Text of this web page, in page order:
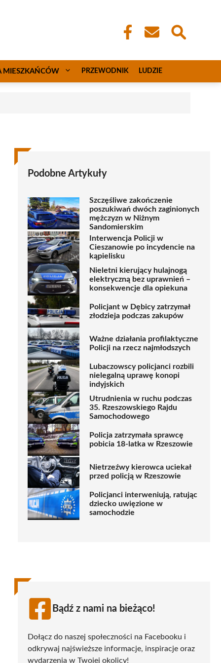
MIESZKAŃCÓW PRZEWODNIK LUDZIE
Podobne Artykuły
Szczęśliwe zakończenie
poszukiwań dwóch zaginionych
mężczyzn w Niżnym
Sandomierskim
Interwencja Policji w
Cieszanowie po incydencie na
kąpielisku
Nieletni kierujący hulajnogą
elektryczną bez uprawnień –
konsekwencje dla opiekuna
Policjant w Dębicy zatrzymał
złodzieja podczas zakupów
Ważne działania profilaktyczne
Policji na rzecz najmłodszych
Lubaczowscy policjanci rozbili
nielegalną uprawę konopi
indyjskich
Utrudnienia w ruchu podczas
35. Rzeszowskiego Rajdu
Samochodowego
Policja zatrzymała sprawcę
pobicia 18-latka w Rzeszowie
Nietrzeźwy kierowca uciekał
przed policją w Rzeszowie
Policjanci interweniują, ratując
dziecko uwięzione w
samochodzie
Bądź z nami na bieżąco!
Dołącz do naszej społeczności na Facebooku i
odkrywaj najświeższe informacje, inspiracje oraz
wydarzenia w Twojej okolicy!